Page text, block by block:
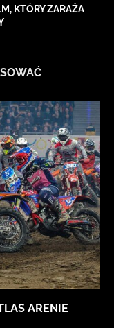
KTÓRY ZARAŻA
ARENIE